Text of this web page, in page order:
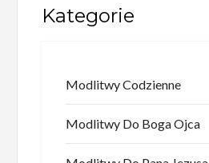
Kategorie
Modlitwy Codzienne
Modlitwy Do Boga Ojca